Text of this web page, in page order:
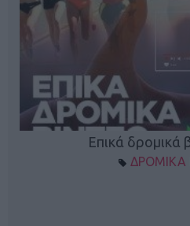
Επικά δρομικά
ΔΡΟΜΙΚΑ